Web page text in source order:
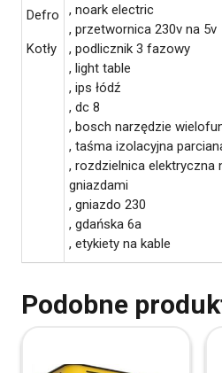
Defro
Kotły
, noark electric
, przetwornica 230v na 5v
, podlicznik 3 fazowy
, light table
, ips łódź
, dc 8
, bosch narzędzie
, taśma izolacyjna
, rozdzielnica elektryczna
gniazdami
, gniazdo 230
, gdańska 6a
, etykiety na kable
Podobne